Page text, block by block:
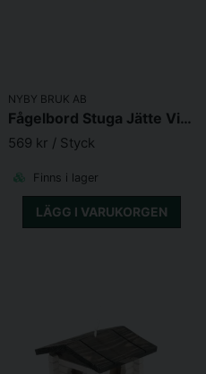
NYBY BRUK AB
Fågelbord Stuga Jätte Vit 40X31X26 cm
569 kr / Styck
Finns i lager
LÄGG I VARUKORGEN